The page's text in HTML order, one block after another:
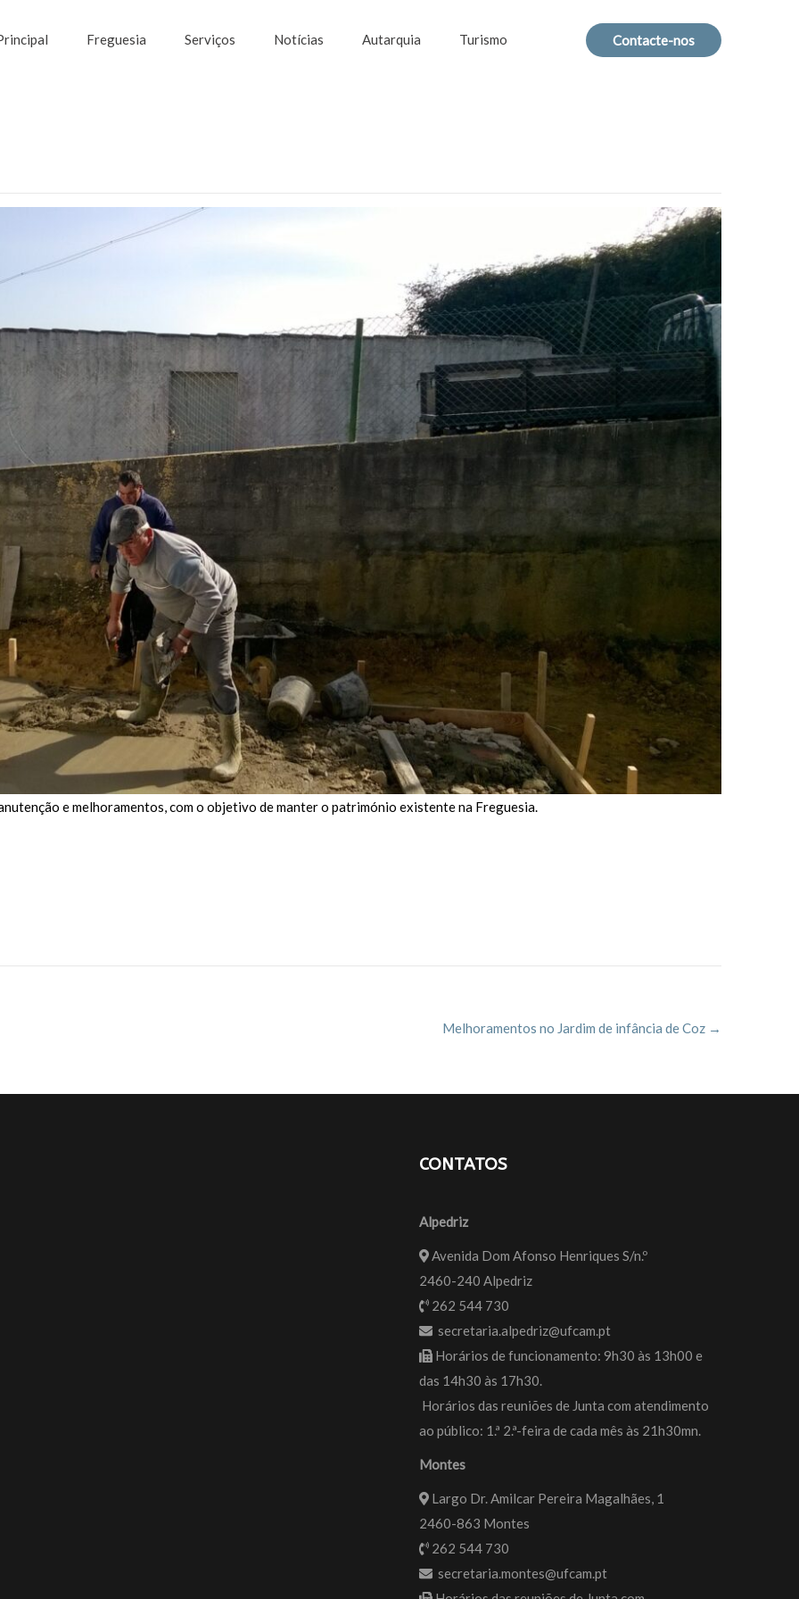
Contacte-nos
Freguesia Serviços Notícias Autarquia Turismo
e melhoramentos, com o objetivo de manter o património existente na Freguesia.
Melhoramentos no Jardim de infância de Coz →
CONTATOS
Alpedriz
Avenida Dom Afonso Henriques S/n.º
2460-240 Alpedriz
262 544 730
secretaria.alpedriz@ufcam.pt
Horários de funcionamento: 9h30 às 13h00 e
das 14h30 às 17h30.
Horários das reuniões de Junta com atendimento
ao público: 1.ª 2.ª-feira de cada mês às 21h30mn.
Montes
Largo Dr. Amilcar Pereira Magalhães, 1
2460-863 Montes
262 544 730
secretaria.montes@ufcam.pt